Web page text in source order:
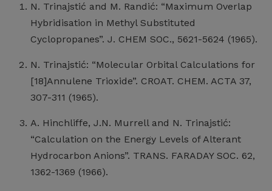
N. Trinajstić and M. Randić: “Maximum Overlap
Hybridisation in Methyl Substituted
Cyclopropanes”. J. CHEM SOC., 5621-5624 (1965).
N. Trinajstić: “Molecular Orbital Calculations for
[18]Annulene Trioxide”. CROAT. CHEM. ACTA 37,
307-311 (1965).
A. Hinchliffe, J.N. Murrell and N. Trinajstić:
“Calculation on the Energy Levels of Alterant
Hydrocarbon Anions”. TRANS. FARADAY SOC. 62,
1362-1369 (1966).